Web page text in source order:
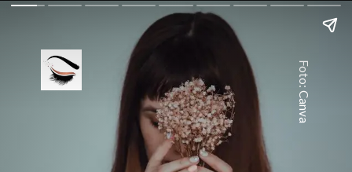
Foto: Canva